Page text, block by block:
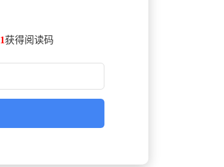
1获得阅读码